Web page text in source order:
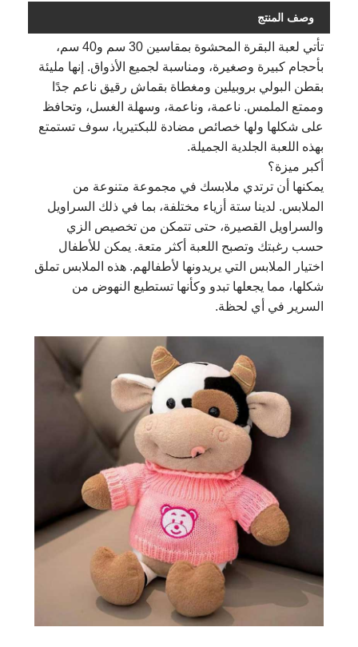
وصف المنتج
تأتي لعبة البقرة المحشوة بمقاسين 30 سم و40 سم،
بأحجام كبيرة وصغيرة، ومناسبة لجميع الأذواق. إنها مليئة
بقطن البولي بروبيلين ومغطاة بقماش رقيق ناعم جدًا
وممتع الملمس. ناعمة، وناعمة، وسهلة الغسل، وتحافظ
على شكلها ولها خصائص مضادة للبكتيريا، سوف تستمتع
بهذه اللعبة الجلدية الجميلة.
أكبر ميزة؟
يمكنها أن ترتدي ملابسك في مجموعة متنوعة من
الملابس. لدينا ستة أزياء مختلفة، بما في ذلك السراويل
والسراويل القصيرة، حتى تتمكن من تخصيص الزي
حسب رغبتك وتصبح اللعبة أكثر متعة. يمكن للأطفال
اختيار الملابس التي يريدونها لأطفالهم. هذه الملابس تملق
شكلها، مما يجعلها تبدو وكأنها تستطيع النهوض من
السرير في أي لحظة.